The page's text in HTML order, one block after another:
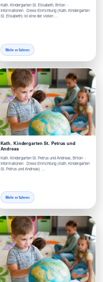
Kath. Kindergarten St. Elisabeth, Brilon -
Informationen Diese Einrichtung (Kath. Kindergarten
St. Elisabeth) ist eine der vielen …
Mehr erfahren
Kath. Kindergarten St. Petrus und
Andreas
Kath. Kindergarten St. Petrus und Andreas, Brilon -
Informationen Diese Einrichtung (Kath. Kindergarten
St. Petrus und Andreas) …
Mehr erfahren